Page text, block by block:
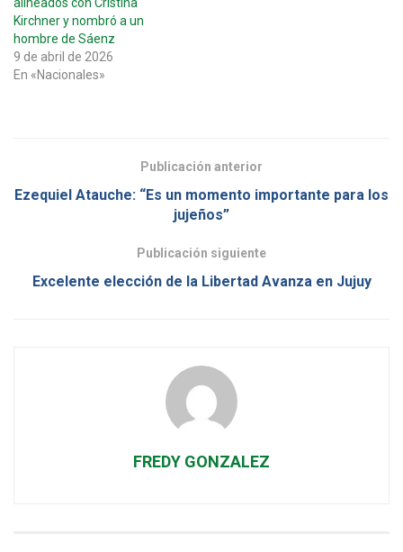
Kirchner y nombró a un
hombre de Sáenz
9 de abril de 2026
En «Nacionales»
Publicación anterior
Ezequiel Atauche: “Es un momento importante para los
jujeños”
Publicación siguiente
Excelente elección de la Libertad Avanza en Jujuy
FREDY GONZALEZ